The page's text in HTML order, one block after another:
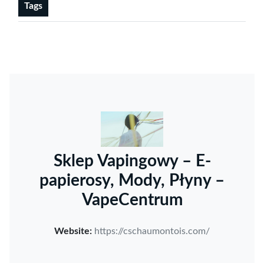
Tags
Sklep Vapingowy – E-
papierosy, Mody, Płyny –
VapeCentrum
Website: https://cschaumontois.com/